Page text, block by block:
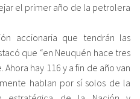
el primer año de la petrolera
accionaria que tendrán las
que “en Neuquén hace tres
hay 116 y a fin de año van
hablan por sí solos de la